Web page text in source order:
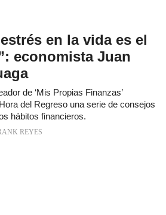
en la vida es el
economista Juan
de ‘Mis Propias Finanzas’
del Regreso una serie de consejos
hábitos financieros.
REYES